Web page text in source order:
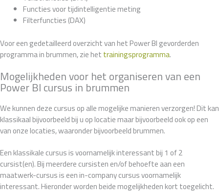
Functies voor tijdintelligentie meting
Filterfuncties (DAX)
Voor een gedetailleerd overzicht van het Power BI gevorderden
programma in brummen, zie het trainingsprogramma.
Mogelijkheden voor het organiseren van een
Power BI cursus in brummen
We kunnen deze cursus op alle mogelijke manieren verzorgen! Dit kan
klassikaal bijvoorbeeld bij u op locatie maar bijvoorbeeld ook op een
van onze locaties, waaronder bijvoorbeeld brummen.
Een klassikale cursus is voornamelijk interessant bij 1 of 2
cursist(en). Bij meerdere cursisten en/of behoefte aan een
maatwerk-cursus is een in-company cursus voornamelijk
interessant. Hieronder worden beide mogelijkheden kort toegelicht.